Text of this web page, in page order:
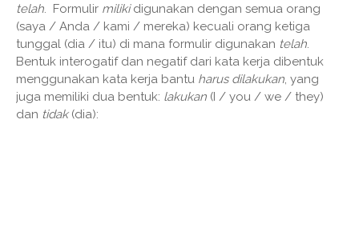
telah . Formulir milikidigunakan dengan semua orang
(saya / Anda / kami / mereka) kecuali orang ketiga
tunggal (dia / itu) di mana formulir digunakan telah
Bentuk interogatif dan negatif dari kata kerja dibentuk
menggunakan kata kerja bantu harus dilakukan , yang
juga memiliki dua bentuk: lakukan (I / you / we / they)
dan tidak(dia):